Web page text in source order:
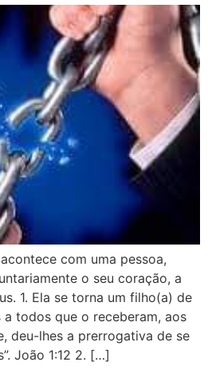
com uma pessoa,
o seu coração, a
1. Ela se torna um filho(a) de
a todos que o receberam, aos
deu-lhes a prerrogativa de se
João 1:12 2. […]